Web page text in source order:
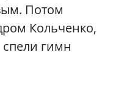
Потом
Кольченко,
гимн